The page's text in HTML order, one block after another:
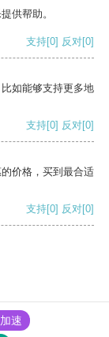
供帮助。
支持[0] 反对[0]
如能够支持更多地
支持[0] 反对[0]
价格，买到最合适
支持[0] 反对[0]
速